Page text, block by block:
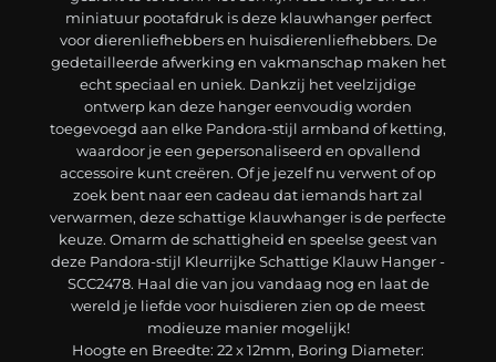
miniatuur pootafdruk is deze klauwhanger perfect
voor dierenliefhebbers en huisdierenliefhebbers. De
gedetailleerde afwerking en vakmanschap maken het
echt speciaal en uniek. Dankzij het veelzijdige
ontwerp kan deze hanger eenvoudig worden
toegevoegd aan elke Pandora-stijl armband of ketting,
waardoor je een gepersonaliseerd en opvallend
accessoire kunt creëren. Of je jezelf nu verwent of op
zoek bent naar een cadeau dat iemands hart zal
verwarmen, deze schattige klauwhanger is de perfecte
keuze. Omarm de schattigheid en speelse geest van
deze Pandora-stijl Kleurrijke Schattige Klauw Hanger -
SCC2478. Haal die van jou vandaag nog en laat de
wereld je liefde voor huisdieren zien op de meest
modieuze manier mogelijk!
Hoogte en Breedte: 22 x 12mm, Boring Diameter: